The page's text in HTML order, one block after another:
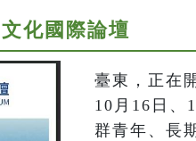
化國際論壇
臺東，正在
10月16日、
群青年、長